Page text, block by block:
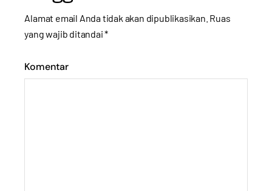
Alamat email Anda tidak akan dipublikasikan. Ruas
yang wajib ditandai*
Komentar